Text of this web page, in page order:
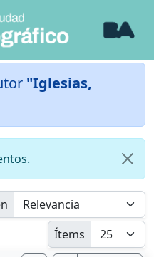
"Iglesias,
Ítems